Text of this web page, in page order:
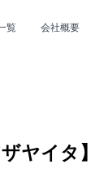
覧 会社概要
ヤイタ】